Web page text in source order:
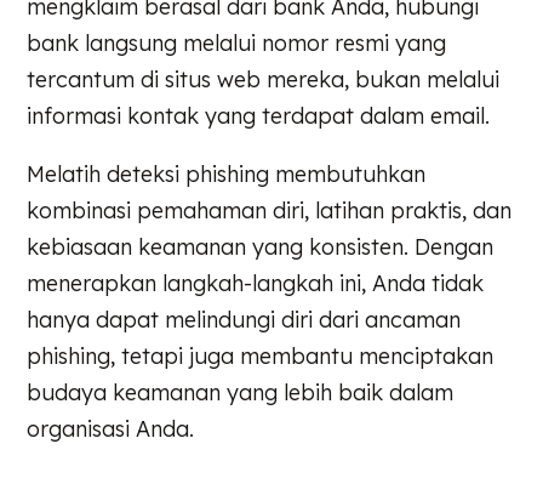
mengklaim berasal dari bank Anda, hubungi
bank langsung melalui nomor resmi yang
tercantum di situs web mereka, bukan melalui
informasi kontak yang terdapat dalam email.
Melatih deteksi phishing membutuhkan
kombinasi pemahaman diri, latihan praktis, dan
kebiasaan keamanan yang konsisten. Dengan
menerapkan langkah-langkah ini, Anda tidak
hanya dapat melindungi diri dari ancaman
phishing, tetapi juga membantu menciptakan
budaya keamanan yang lebih baik dalam
organisasi Anda.